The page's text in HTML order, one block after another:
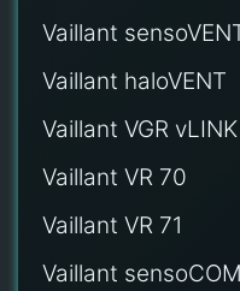
Vaillant
Vaillant haloVENT
Vaillant VGR vLINK
Vaillant VR 70
Vaillant VR 71
Vaillant